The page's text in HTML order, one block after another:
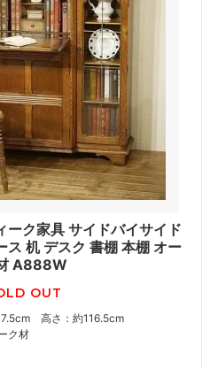
ーク家具 サイドバイサイド
ス 机 デスク 書棚 本棚 オー
A888W
OUT
高さ：約116.5cm
ク材